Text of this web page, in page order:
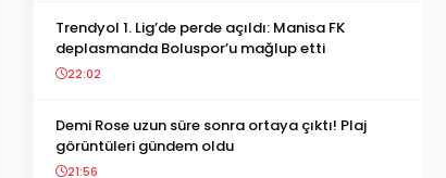
Trendyol 1. Lig’de perde açıldı: Manisa FK
deplasmanda Boluspor’u mağlup etti
22:02
Demi Rose uzun süre sonra ortaya çıktı! Plaj
görüntüleri gündem oldu
21:56